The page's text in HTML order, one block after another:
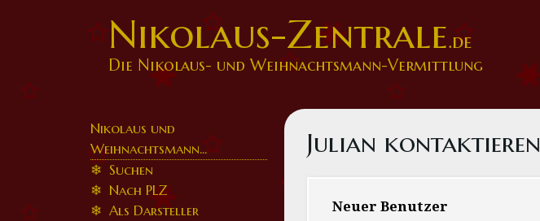
Nikolaus-Zentrale.de
Die Nikolaus- und Weihnachtsmann-Vermittlung
Nikolaus und
Weihnachtsmann...
Suchen
Nach PLZ
Als Darsteller
Julian kontaktieren
Neuer Benutzer